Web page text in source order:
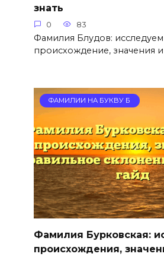
знать
0 83
Фамилия Блудов: исследуем
происхождение, значения и
ФАМИЛИИ НА БУКВУ Б
Фамилия Бурковская:
происхождения,